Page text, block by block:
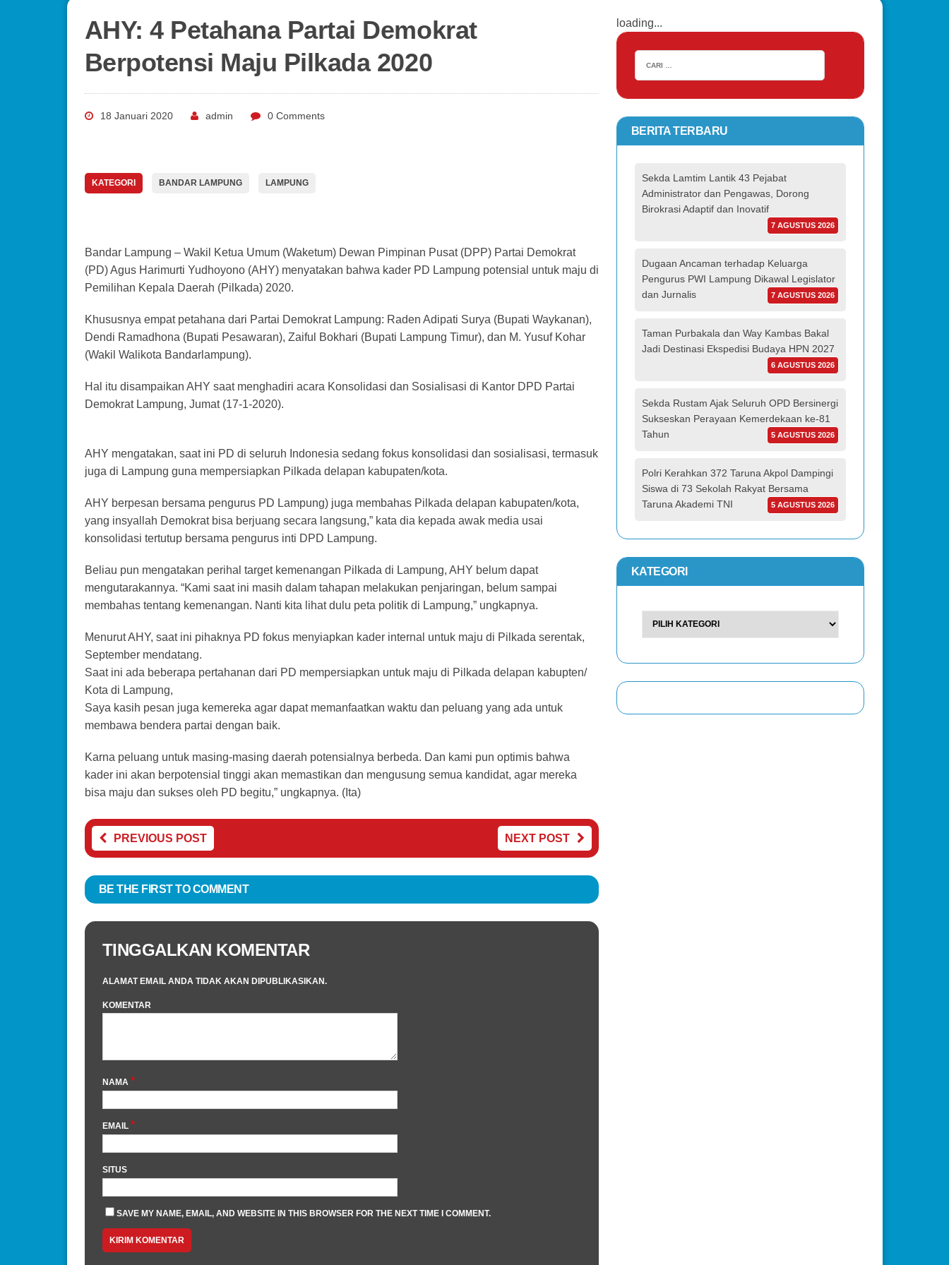
AHY: 4 Petahana Partai Demokrat
Berpotensi Maju Pilkada 2020
18 Januari 2020 admin 0 Comments
KATEGORI BANDAR LAMPUNG LAMPUNG
Bandar Lampung – Wakil Ketua Umum (Waketum) Dewan Pimpinan Pusat (DPP) Partai Demokrat
(PD) Agus Harimurti Yudhoyono (AHY) menyatakan bahwa kader PD Lampung potensial untuk maju di
Pemilihan Kepala Daerah (Pilkada) 2020.
Khususnya empat petahana dari Partai Demokrat Lampung: Raden Adipati Surya (Bupati Waykanan),
Dendi Ramadhona (Bupati Pesawaran), Zaiful Bokhari (Bupati Lampung Timur), dan M. Yusuf Kohar
(Wakil Walikota Bandarlampung).
Hal itu disampaikan AHY saat menghadiri acara Konsolidasi dan Sosialisasi di Kantor DPD Partai
Demokrat Lampung, Jumat (17-1-2020).
AHY mengatakan, saat ini PD di seluruh Indonesia sedang fokus konsolidasi dan sosialisasi, termasuk
juga di Lampung guna mempersiapkan Pilkada delapan kabupaten/kota.
AHY berpesan bersama pengurus PD Lampung) juga membahas Pilkada delapan kabupaten/kota,
yang insyallah Demokrat bisa berjuang secara langsung,” kata dia kepada awak media usai
konsolidasi tertutup bersama pengurus inti DPD Lampung.
Beliau pun mengatakan perihal target kemenangan Pilkada di Lampung, AHY belum dapat
mengutarakannya. “Kami saat ini masih dalam tahapan melakukan penjaringan, belum sampai
membahas tentang kemenangan. Nanti kita lihat dulu peta politik di Lampung,” ungkapnya.
Menurut AHY, saat ini pihaknya PD fokus menyiapkan kader internal untuk maju di Pilkada serentak,
September mendatang.
Saat ini ada beberapa pertahanan dari PD mempersiapkan untuk maju di Pilkada delapan kabupten/
Kota di Lampung,
Saya kasih pesan juga kemereka agar dapat memanfaatkan waktu dan peluang yang ada untuk
membawa bendera partai dengan baik.
Karna peluang untuk masing-masing daerah potensialnya berbeda. Dan kami pun optimis bahwa
kader ini akan berpotensial tinggi akan memastikan dan mengusung semua kandidat, agar mereka
bisa maju dan sukses oleh PD begitu,” ungkapnya. (Ita)
PREVIOUS POST NEXT POST
BE THE FIRST TO COMMENT
TINGGALKAN KOMENTAR
ALAMAT EMAIL ANDA TIDAK AKAN DIPUBLIKASIKAN.
KOMENTAR
NAMA *
EMAIL *
SITUS
SAVE MY NAME, EMAIL, AND WEBSITE IN THIS BROWSER FOR THE NEXT TIME I COMMENT.
loading...
BERITA TERBARU
Sekda Lamtim Lantik 43 Pejabat
Administrator dan Pengawas, Dorong
Birokrasi Adaptif dan Inovatif
7 AGUSTUS 2026
Dugaan Ancaman terhadap Keluarga
Pengurus PWI Lampung Dikawal Legislator
dan Jurnalis
7 AGUSTUS 2026
Taman Purbakala dan Way Kambas Bakal
Jadi Destinasi Ekspedisi Budaya HPN 2027
6 AGUSTUS 2026
Sekda Rustam Ajak Seluruh OPD Bersinergi
Sukseskan Perayaan Kemerdekaan ke-81
Tahun
5 AGUSTUS 2026
Polri Kerahkan 372 Taruna Akpol Dampingi
Siswa di 73 Sekolah Rakyat Bersama
Taruna Akademi TNI
5 AGUSTUS 2026
KATEGORI